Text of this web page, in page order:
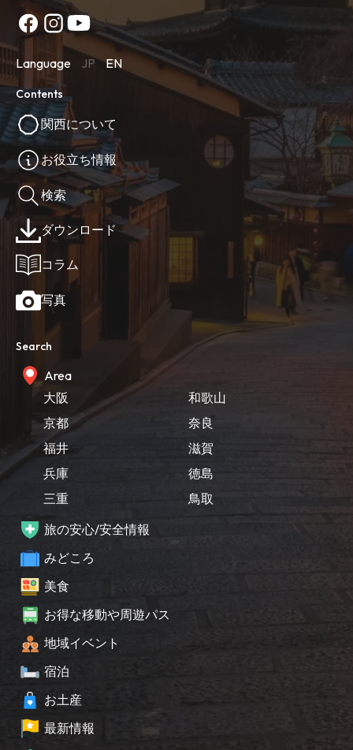
Language JP EN
Contents
関西について
お役立ち情報
検索
ダウンロード
コラム
写真
Search
Area
大阪
京都
福井
兵庫
三重
和歌山
奈良
滋賀
徳島
鳥取
旅の安心/安全情報
みどころ
美食
お得な移動や周遊パス
地域イベント
宿泊
お土産
最新情報